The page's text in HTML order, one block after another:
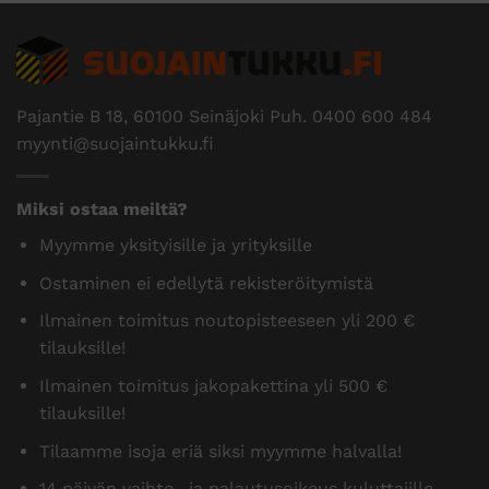
Pajantie B 18, 60100 Seinäjoki Puh. 0400 600 484
myynti@suojaintukku.fi
Miksi ostaa meiltä?
Myymme yksityisille ja yrityksille
Ostaminen ei edellytä rekisteröitymistä
Ilmainen toimitus noutopisteeseen yli 200 €
tilauksille!
Ilmainen toimitus jakopakettina yli 500 €
tilauksille!
Tilaamme isoja eriä siksi myymme halvalla!